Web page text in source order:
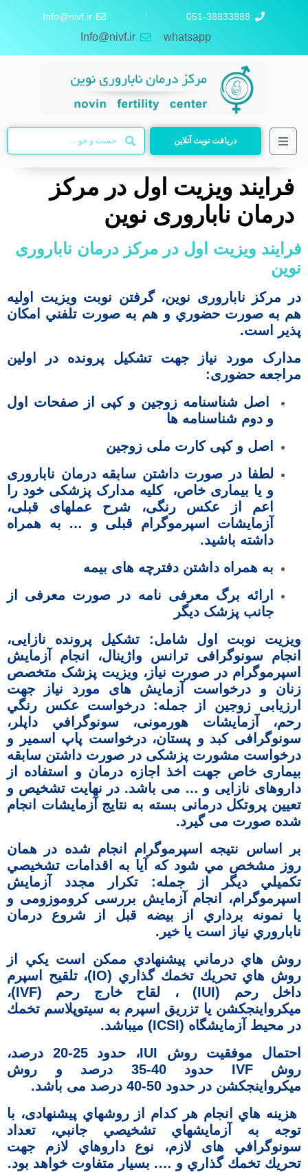
051-38833888
Info@nivf.ir
whatsapp
Info@nivf.ir
دریافت نوبت آنلاین
فرایند ویزیت اول در مرکز
درمان ناباروری نوین
فرایند ویزیت اول در مرکز درمان ناباروری
نوین
در مرکز ناباروری نوین، گرفتن نوبت ویزیت اولیه
هم به صورت حضوري و هم به صورت تلفني امكان
پذير است.
مدارک مورد نیاز جهت تشکیل پرونده در اولین
مراجعه حضوری:
اصل شناسنامه زوجین و کپی از صفحات اول
و دوم شناسنامه ها
اصل و کپی کارت ملی زوجین
لطفا در صورت داشتن سابقه درمان ناباروری
و یا بیماری خاص، کليه مدارک پزشکی خود را
اعم از عکس رنگی، شرح عملهای قبلی،
آزمایشات اسپرموگرام قبلی و … به همراه
داشته باشید.
به همراه داشتن دفترچه های بیمه
ارائه برگ معرفی نامه در صورت معرفی از
جانب پزشک دیگر
ویزیت نوبت اول شامل: تشکیل پرونده نازایی،
انجام سونوگرافی ترانس واژینال، انجام آزمایش
اسپرموگرام در صورت نیاز، ویزیت پزشک متخصص
زنان و درخواست آزمایش های مورد نیاز جهت
ارزیابی زوجین از جمله: درخواست عكس رنگي
رحم، آزمایشات هورمونی، سونوگرافي داپلر،
سونوگرافی کبد و پستان، درخواست پاپ اسمیر و
درخواست مشورت پزشکی در صورت داشتن سابقه
بیماری خاص جهت اخذ اجازه درمان و استفاده از
داروهای نازایی و … می باشد. در نهايت تشخیص و
تعیین پروتکل درمانی بسته به نتایج آزمایشات انجام
شده صورت می گیرد.
بر اساس نتیجه اسپرموگرام انجام شده در همان
روز مشخص مي شود كه آیا به اقدامات تشخيصي
تكميلي دیگر از جمله: تكرار مجدد آزمايش
اسپرموگرام، انجام آزمایش بررسی کروموزومی و
یا نمونه برداري از بيضه قبل از شروع درمان
ناباروري نياز است يا خير.
روش هاي درماني پيشنهادي ممكن است يكي از
روش هاي تحريك تخمك گذاري (IO)، تلقيح اسپرم
داخل رحم (IUI) ، لقاح خارج رحم (IVF)،
ميكرواينجكشن يا تزريق اسپرم به سيتوپلاسم تخمك
در محيط آزمايشگاه (ICSI) میباشد.
احتمال موفقيت روش IUI، حدود 25-20 درصد،
روش IVF حدود 40-35 درصد و روش
ميكرواينجكشن در حدود 50-40 درصد می باشد.
هزينه هاي انجام هر كدام از روشهاي پیشنهادی، با
توجه به آزمايشهاي تشخيصي جانبي، تعداد
سونوگرافي های لازم، نوع داروهاي لازم جهت
تحريك تخمك گذاري و …. بسيار متفاوت خواهد بود.